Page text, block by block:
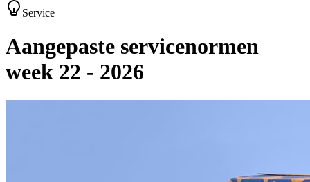
Service
Aangepaste servicenormen
week 22 - 2026